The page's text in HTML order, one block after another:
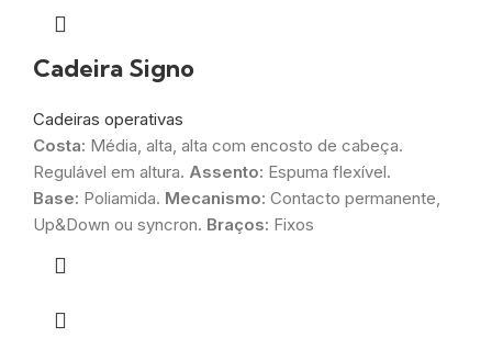
Cadeira Signo
Cadeiras operativas
Costa: Média, alta, alta com encosto de cabeça.
Regulável em altura. Assento: Espuma flexível.
Base: Poliamida. Mecanismo: Contacto permanente,
Up&Down ou syncron. Braços: Fixos